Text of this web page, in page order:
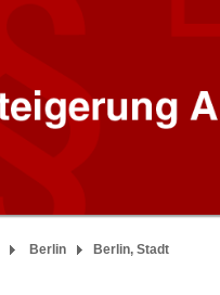
Berlin Berlin, Stadt